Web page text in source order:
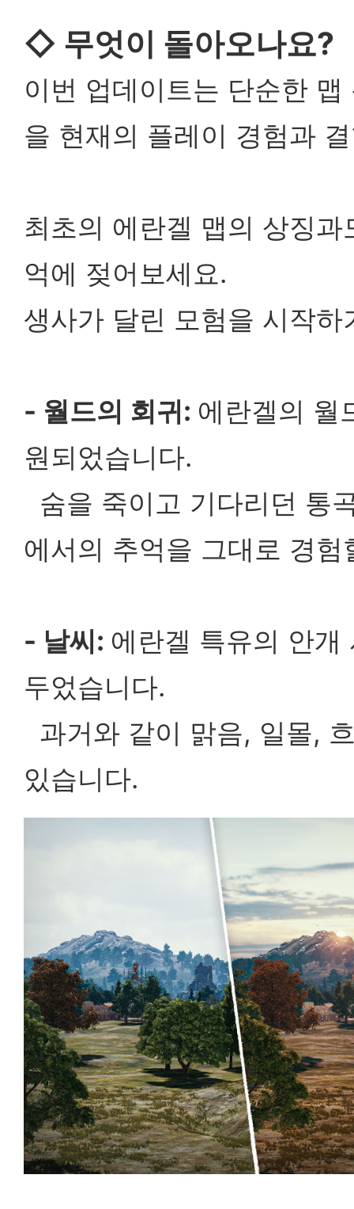
◇ 무엇이 돌아오나요?
이번 업데이트는 단순한
을 현재의 플레이 경험과
최초의 에란겔 맵의 상징
억에 젖어보세요.
생사가 달린 모험을 시작
- 월드의 회귀: 에란겔의 월
원되었습니다.
숨을 죽이고 기다리던 통
에서의 추억을 그대로 경험
- 날씨: 에란겔 특유의 안
두었습니다.
과거와 같이 맑음, 일몰,
있습니다.